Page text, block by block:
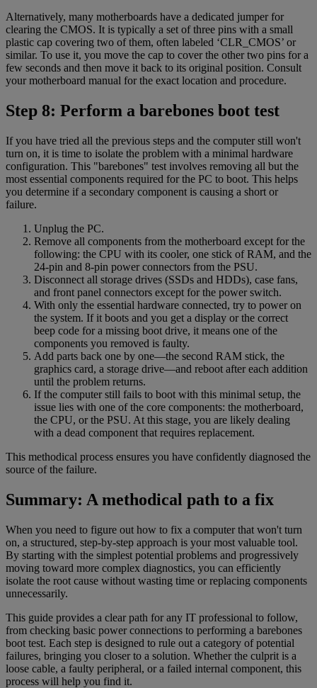
Alternatively, many motherboards have a dedicated jumper for
clearing the CMOS. It is typically a set of three pins with a small
plastic cap covering two of them, often labeled ‘CLR_CMOS’ or
similar. To use it, you move the cap to cover the other two pins for a
few seconds and then move it back to its original position. Consult
your motherboard manual for the exact location and procedure.
Step 8: Perform a barebones boot test
If you have tried all the previous steps and the computer still won't
turn on, it is time to isolate the problem with a minimal hardware
configuration. This "barebones" test involves removing all but the
most essential components required for the PC to boot. This helps
you determine if a secondary component is causing a short or
failure.
Unplug the PC.
Remove all components from the motherboard except for the
following: the CPU with its cooler, one stick of RAM, and the
24-pin and 8-pin power connectors from the PSU.
Disconnect all storage drives (SSDs and HDDs), case fans,
and front panel connectors except for the power switch.
With only the essential hardware connected, try to power on
the system. If it boots and you get a display or the correct
beep code for a missing boot drive, it means one of the
components you removed is faulty.
Add parts back one by one—the second RAM stick, the
graphics card, a storage drive—and reboot after each addition
until the problem returns.
If the computer still fails to boot with this minimal setup, the
issue lies with one of the core components: the motherboard,
the CPU, or the PSU. At this stage, you are likely dealing
with a dead component that requires replacement.
This methodical process ensures you have confidently diagnosed the
source of the failure.
Summary: A methodical path to a fix
When you need to figure out how to fix a computer that won't turn
on, a structured, step-by-step approach is your most valuable tool.
By starting with the simplest potential problems and progressively
moving toward more complex diagnostics, you can efficiently
isolate the root cause without wasting time or replacing components
unnecessarily.
This guide provides a clear path for any IT professional to follow,
from checking basic power connections to performing a barebones
boot test. Each step is designed to rule out a category of potential
failures, bringing you closer to a solution. Whether the culprit is a
loose cable, a faulty peripheral, or a failed internal component, this
process will help you find it.